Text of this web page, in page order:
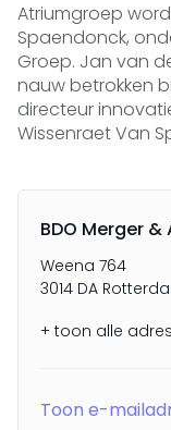
Atriumgroep
Spaendonck,
Groep. Jan van
nauw betrokken
directeur
Wissenraet Van
BDO Merger
Weena 764
3014 DA
+ toon alle
Toon e-